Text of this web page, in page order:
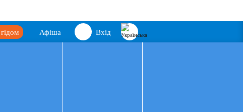
Вхід
Афіша